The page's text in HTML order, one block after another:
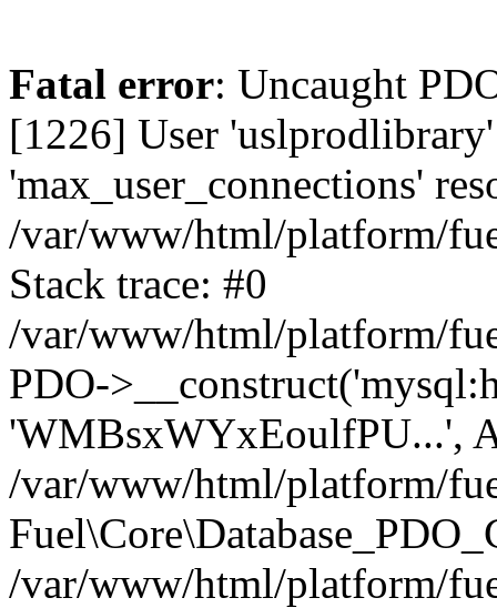
Fatal error: Uncaught
[1226] User 'uslprodlibrary'
'max_user_connections'
/var/www/html/platform/
Stack trace: #0
/var/www/html/platform/
PDO-
'WMBsxWYxEoulfPU...',
/var/www/html/platform/
/var/www/html/platform/